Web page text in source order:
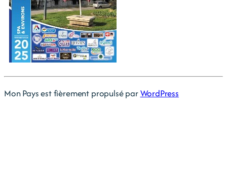
Mon Pays est fièrement propulsé parWordPress